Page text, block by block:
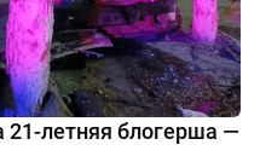
летняя блогерша —